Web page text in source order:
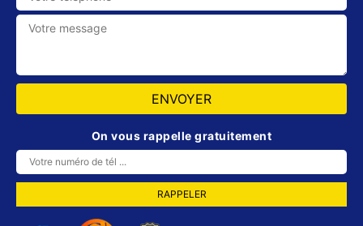
On vous rappelle gratuitement